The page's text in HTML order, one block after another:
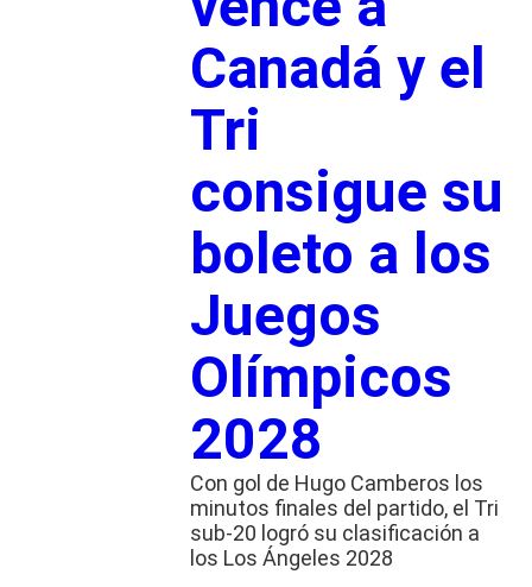
Canadá y el
Tri
consigue su
boleto a los
Juegos
Olímpicos
2028
Con gol de Hugo Camberos los
minutos finales del partido, el Tri
sub-20 logró su clasificación a
los Los Ángeles 2028